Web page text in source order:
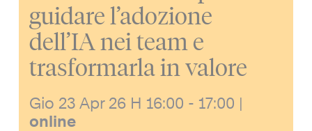
guidare l’adozione
dell’IA nei team e
trasformarla in valore
Gio 23 Apr 26 H 16:00 - 17:00 |
online